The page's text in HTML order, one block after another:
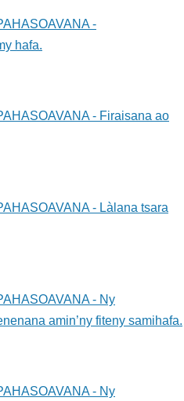
-
hafa.
- Firaisana ao
- Làlana tsara
- Ny
amin’ny fiteny samihafa.
- Ny